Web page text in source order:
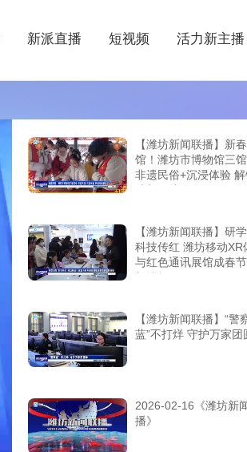
新派直播 短视频 活力新主播
【潍坊新闻联播】新
馆！潍坊市博物馆三
非遗民俗+沉浸体验
【潍坊新闻联播】研
科技传红 潍坊移动XR
与红色通讯展馆成春
【潍坊新闻联播】“警
蓝”不打烊 守护万家团
2026-02-16《潍坊新
播》